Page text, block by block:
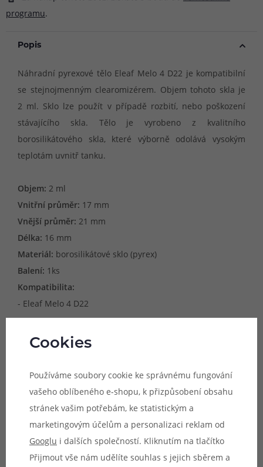
programu.
Popis
Náhradní pyrexové tělo Eleaf Melo 4 D22 je kompatibilní
se stejnojmenným clearomizérem. Objem tohoto skla je
2 ml. Sklo lze použít v případě rozbití, nebo poškození
stávajícího skla. Tělo je vyrobeno z kvalitního
borosilikátového skla, které výborně odolává vysokým
teplotám uvnitř tanku.
Objem: 2 ml
Vnitřní průměr: 17 mm
Vnější průměr: 21 mm
Délka: 16 mm
Materiál: borosilikátové sklo (pyrex)
Balení: 1ks
Kompatibilita:
- Eleaf Melo 4 D22
výhradně pro model atomizéru, jehož
název je uveden v popisu produktu.
Uvedené rozměry skla jsou pouze
orientační a není zaručena kompatibilita s
jinými modely atomizérů, byť se mohou
rozměrově shodovat.
Cookies
Používáme soubory cookie ke správnému fungování
vašeho oblíbeného e-shopu, k přizpůsobení obsahu
stránek vašim potřebám, ke statistickým a
marketingovým účelům a personalizaci reklam od
Googlu i dalších společností. Kliknutím na tlačítko
Přijmout vše nám udělíte souhlas s jejich sběrem a